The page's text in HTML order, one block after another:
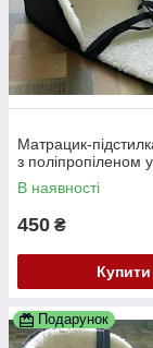
Матрацик-
з поліпропіленом
В наявності
450 ₴
Купити
Подарунок